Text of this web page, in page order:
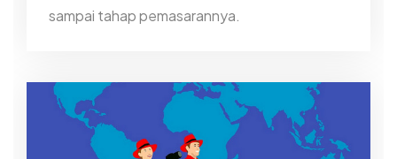
sampai tahap pemasarannya.